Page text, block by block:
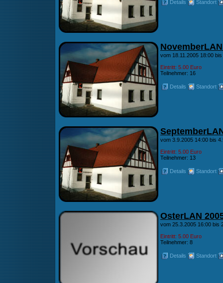
Details Standort
vom 18.11.2005 18:00
Eintritt: 5.00 Euro
Teilnehmer: 16
Details Standort
vom 3.9.2005 14:00 bis
Eintritt: 5.00 Euro
Teilnehmer: 13
Details Standort
OsterLAN
vom 25.3.2005 16:00 bis
Eintritt: 5.00 Euro
Teilnehmer: 8
Details Standort